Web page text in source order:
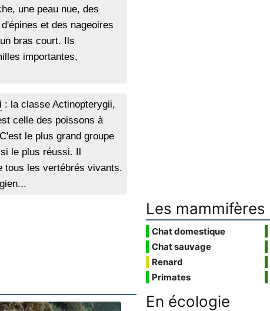
une peau nue, des
et des nageoires
bras court. Ils
importantes,
: la classe Actinopterygii,
celle des poissons à
le plus grand groupe
le plus réussi. Il
tous les vertébrés vivants.
Les mammifères
Chat domestique
Chat sauvage
Renard
Primates
En écologie